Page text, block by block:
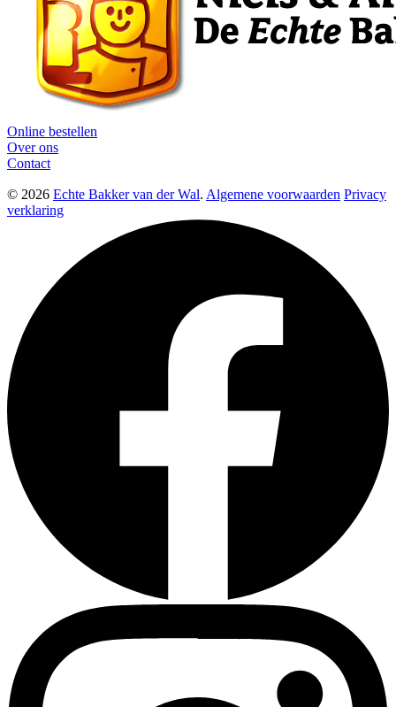
Online bestellen
Over ons
Contact
© 2026 Echte Bakker van der Wal. Algemene voorwaarden Privacy
verklaring